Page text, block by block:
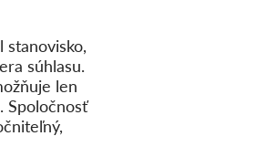
stanovisko,
súhlasu.
len
Spoločnosť